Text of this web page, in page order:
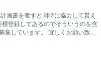
書を渡すと同時に協力して貰え
登録してあるのでそういうのを含
宜しくお願い致し